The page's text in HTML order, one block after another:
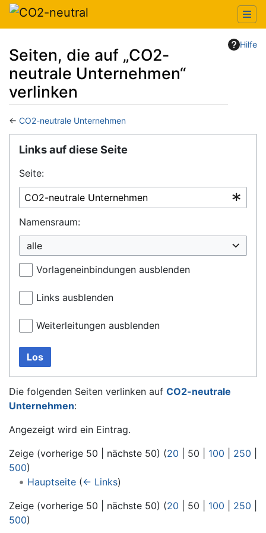
Hilfe
Seiten, die auf „CO2-
neutrale Unternehmen“
verlinken
← CO2-neutrale Unternehmen
Wechseln zu:Navigation,Suche
Links auf diese Seite
Seite:
Namensraum:
alle
Vorlageneinbindungen ausblenden
Links ausblenden
Weiterleitungen ausblenden
Los
Die folgenden Seiten verlinken auf CO2-neutrale
Unternehmen:
Angezeigt wird ein Eintrag.
Zeige (vorherige 50 nächste 50) (20 50 100 250
500)
Hauptseite (← Links)
Zeige (vorherige 50 nächste 50) (20 50 100 250
500)